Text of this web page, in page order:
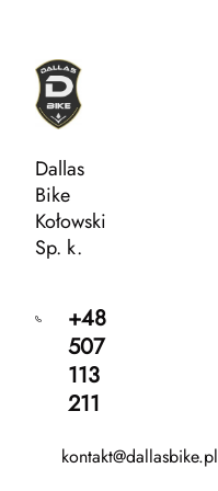
Dallas
Bike
Kołowski
Sp. k.
+48
507
113
211
kontakt@dallasbike.pl